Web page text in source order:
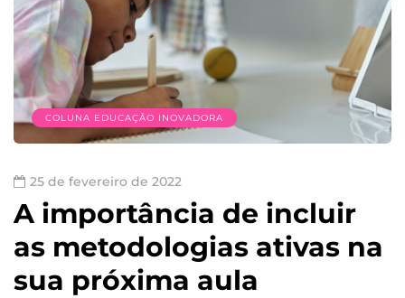
COLUNA EDUCAÇÃO INOVADORA
25 de fevereiro de 2022
A importância de incluir
as metodologias ativas na
sua próxima aula